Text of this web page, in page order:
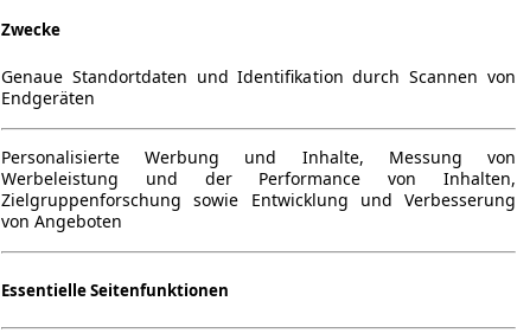
Zwecke
Genaue Standortdaten und Identifikation durch Scannen von
Endgeräten
Personalisierte Werbung und Inhalte, Messung von
Werbeleistung und der Performance von Inhalten,
Zielgruppenforschung sowie Entwicklung und Verbesserung
von Angeboten
Essentielle Seitenfunktionen